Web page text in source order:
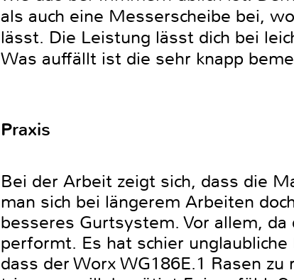
als auch eine Messerscheibe bei,
lässt. Die Leistung lässt dich bei
Was auffällt ist die sehr knapp
Praxis
Bei der Arbeit zeigt sich, dass die
man sich bei längerem Arbeiten
besseres Gurtsystem. Vor allem,
performt. Es hat schier
dass der Worx WG186E.1 Rasen